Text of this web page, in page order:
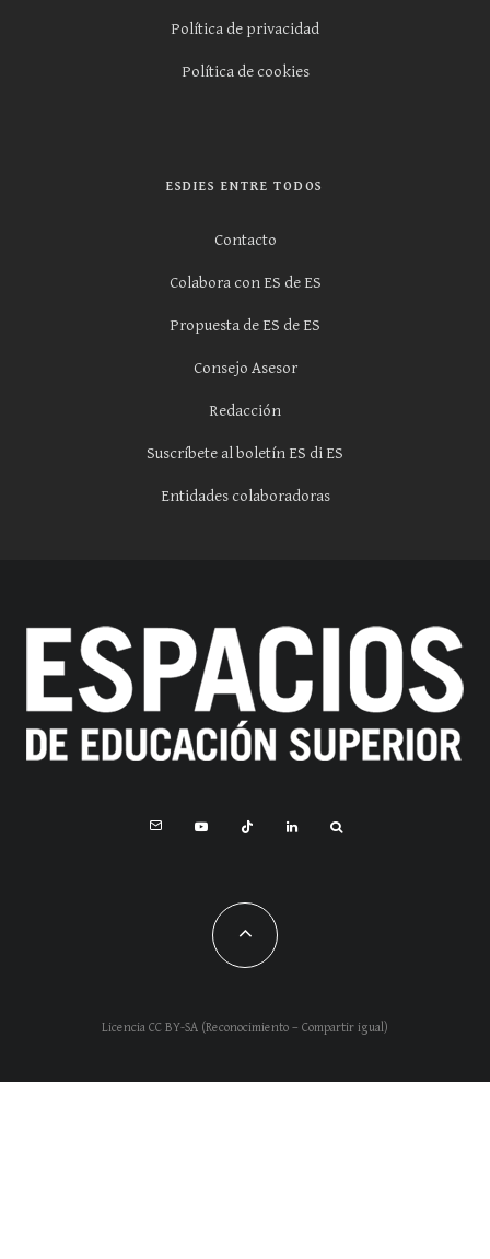
Política de privacidad
Política de cookies
ESDIES ENTRE TODOS
Contacto
Colabora con ES de ES
Propuesta de ES de ES
Consejo Asesor
Redacción
Suscríbete al boletín ES di ES
Entidades colaboradoras
Licencia CC BY-SA (Reconocimiento – Compartir igual)